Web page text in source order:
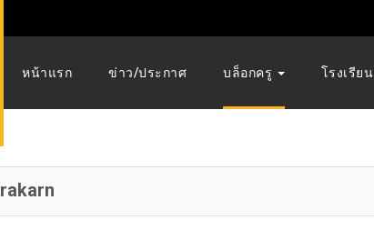
หน้าแรก ข่าว/ประกาศ บล็อกครู โรงเรียน